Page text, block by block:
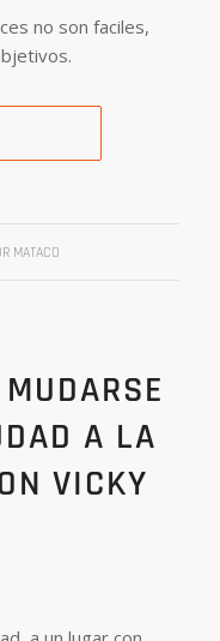
no son faciles,
MATACO
A LA
VICKY